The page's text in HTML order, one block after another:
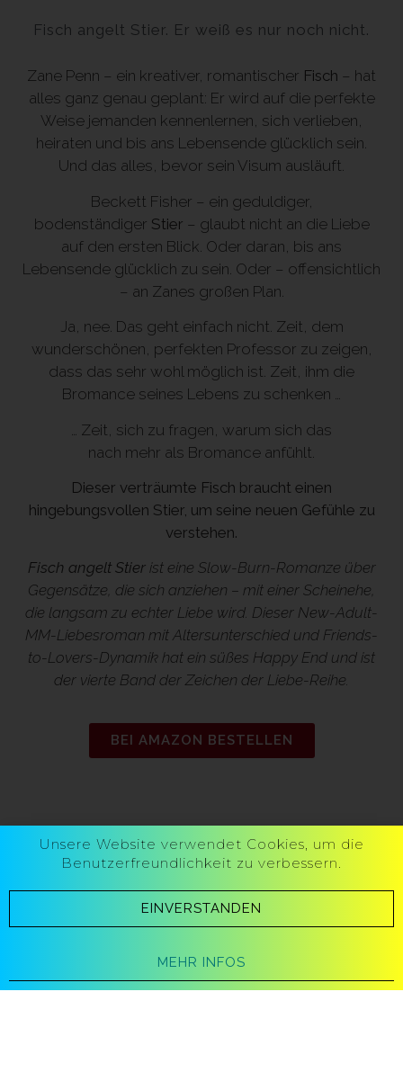
Fisch angelt Stier. Er weiß es nur noch nicht.
Zane Penn – ein kreativer, romantischer Fisch – hat
alles ganz genau geplant: Er wird auf die perfekte
Weise jemanden kennenlernen, sich verlieben,
heiraten und bis ans Lebensende glücklich sein.
Und das alles, bevor sein Visum ausläuft.
Beckett Fisher – ein geduldiger,
bodenständiger Stier – glaubt nicht an die Liebe
auf den ersten Blick. Oder daran, bis ans
Lebensende glücklich zu sein. Oder – offensichtlich
– an Zanes großen Plan.
Ja, nee. Das geht einfach nicht. Zeit, dem
wunderschönen, perfekten Professor zu zeigen,
dass das sehr wohl möglich ist. Zeit, ihm die
Bromance seines Lebens zu schenken …
… Zeit, sich zu fragen, warum sich das
nach mehr als Bromance anfühlt.
Dieser verträumte Fisch braucht einen
hingebungsvollen Stier, um seine neuen Gefühle zu
verstehen.
Fisch angelt Stier ist eine Slow-Burn-Romanze über
Gegensätze, die sich anziehen – mit einer Scheinehe,
die langsam zu echter Liebe wird. Dieser New-Adult-
MM-Liebesroman mit Altersunterschied und Friends-
to-Lovers-Dynamik hat ein süßes Happy End und ist
der vierte Band der Zeichen der Liebe-Reihe.
BEI AMAZON BESTELLEN
Unsere Website verwendet Cookies, um die
Benutzerfreundlichkeit zu verbessern.
EINVERSTANDEN
MEHR INFOS